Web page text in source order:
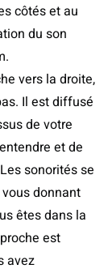
côtés et au
du son
vers la droite,
Il est diffusé
de votre
et de
sonorités se
donnant
êtes dans la
est
avez